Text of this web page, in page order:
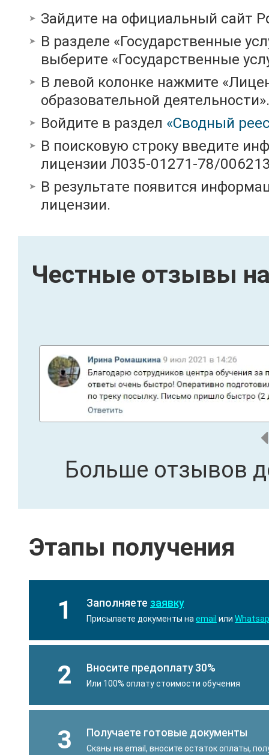
Зайдите на официальный сайт
В разделе «Государственные
выберите «Государственные
В левой колонке нажмите
образовательной деятельности».
Войдите в раздел «Сводный
В поисковую строку введите
лицензии Л035-01271-78/
В результате появится
лицензии.
Честные отзывы
Больше отзывов
Этапы получения
1 Заполняете заявку
Присылаете документы на email или
2 Вносите предоплату 30%
Или 100% оплату стоимости обучения
3 Получаете готовые документы
Сканы на email, вносите остаток оплаты,